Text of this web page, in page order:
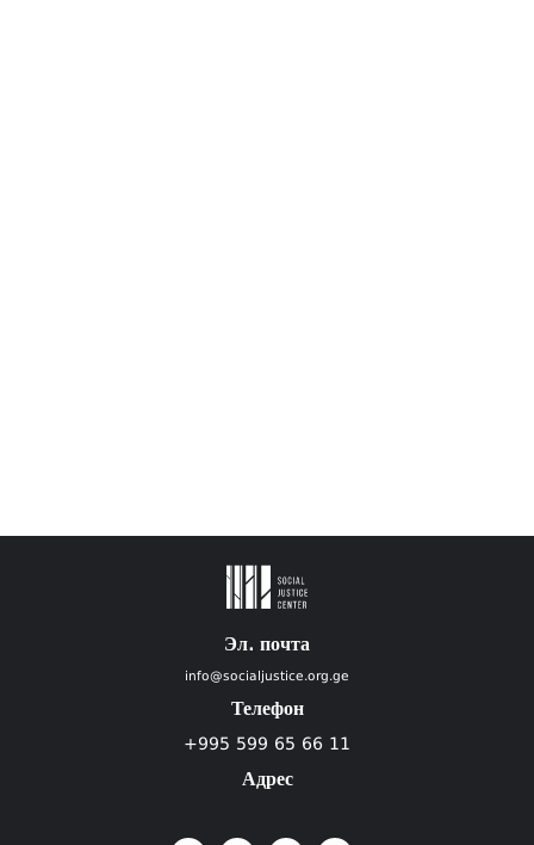
Эл. почта
info@socialjustice.org.ge
Телефон
+995 599 65 66 11
Адрес